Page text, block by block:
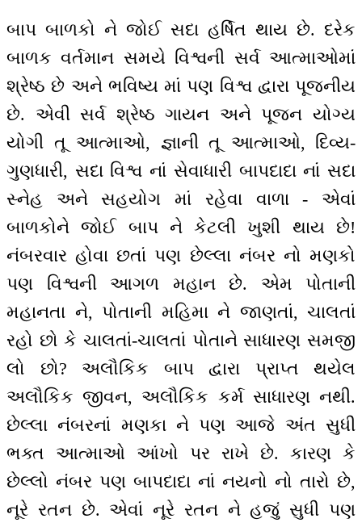
બાપ બાળકો ને જોઈ સદા હર્ષિત થાય છે. દરેક
બાળક વર્તમાન સમયે વિશ્વની સર્વ આત્માઓમાં
શ્રેષ્ઠ છે અને ભવિષ્ય માં પણ વિશ્વ દ્વારા પૂજનીય
છે. એવી સર્વ શ્રેષ્ઠ ગાયન અને પૂજન યોગ્ય
યોગી તૂ આત્માઓ, જ્ઞાની તૂ આત્માઓ, દિવ્ય-
ગુણધારી, સદા વિશ્વ નાં સેવાધારી બાપદાદા નાં સદા
સ્નેહ અને સહયોગ માં રહેવા વાળા - એવાં
બાળકોને જોઈ બાપ ને કેટલી ખુશી થાય છે!
નંબરવાર હોવા છતાં પણ છેલ્લા નંબર નો મણકો
પણ વિશ્વની આગળ મહાન છે. એમ પોતાની
મહાનતા ને, પોતાની મહિમા ને જાણતાં, ચાલતાં
રહો છો કે ચાલતાં-ચાલતાં પોતાને સાધારણ સમજી
લો છો? અલૌકિક બાપ દ્વારા પ્રાપ્ત થયેલ
અલૌકિક જીવન, અલૌકિક કર્મ સાધારણ નથી.
છેલ્લા નંબરનાં મણકા ને પણ આજે અંત સુધી
ભક્ત આત્માઓ આંખો પર રાખે છે. કારણ કે
છેલ્લો નંબર પણ બાપદાદા નાં નયનો નો તારો છે,
નૂરે રતન છે. એવાં નૂરે રતન ને હજું સુધી પણ